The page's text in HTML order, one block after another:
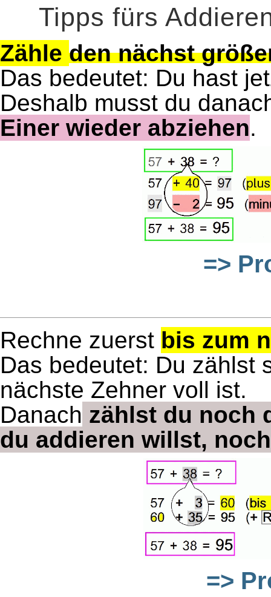
Tipps fürs
Zähle den nächst
Das bedeutet: Du hast
Deshalb musst du
Einer wieder abziehen.
=>
Rechne zuerst bis zum
Das bedeutet: Du zählst
nächste Zehner voll ist.
Danach zählst du noch
du addieren willst,
=>